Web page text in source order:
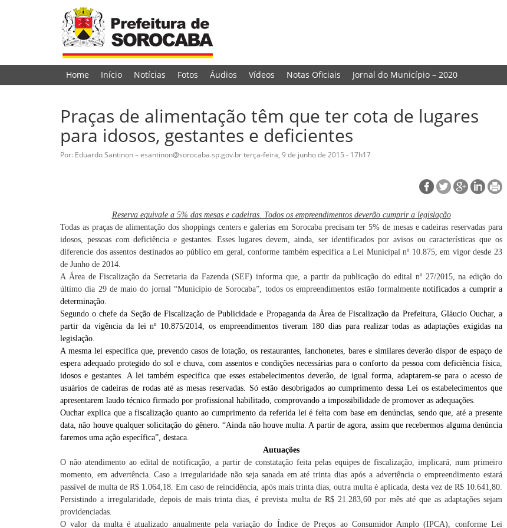
Home Início Notícias Fotos Áudios Vídeos Notas Oficiais Jornal do Município – 2020
Praças de alimentação têm que ter cota de lugares
para idosos, gestantes e deficientes
Por: Eduardo Santinon – esantinon@sorocaba.sp.gov.brterça-feira, 9 de junho de 2015 - 17h17
Reserva equivale a 5% das mesas e cadeiras. Todos os empreendimentos deverão cumprir a legislação
Todas as praças de alimentação dos shoppings centers e galerias em Sorocaba precisam ter 5% de mesas e cadeiras reservadas para
idosos, pessoas com deficiência e gestantes. Esses lugares devem, ainda, ser identificados por avisos ou características que os
diferencie dos assentos destinados ao público em geral, conforme também especifica a Lei Municipal nº 10.875, em vigor desde 23
de Junho de 2014.
A Área de Fiscalização da Secretaria da Fazenda (SEF) informa que, a partir da publicação do edital nº 27/2015, na edição do
último dia 29 de maio do jornal “Município de Sorocaba”, todos os empreendimentos estão formalmentenotificados a cumprir a
determinação.
Segundo o chefe da Seção de Fiscalização de Publicidade e Propaganda da Área de Fiscalização da Prefeitura, Gláucio Ouchar, a
partir da vigência da lei nº 10.875/2014, os empreendimentos tiveram 180 dias para realizar todas as adaptações exigidas na
legislação.
A mesma lei especifica que, prevendo casos de lotação, os restaurantes, lanchonetes, bares e similares deverão dispor de espaço de
espera adequado protegido do sol e chuva, com assentos e condições necessárias para o conforto da pessoa com deficiência física,
idosos e gestantes. A lei também especifica que esses estabelecimentos deverão, de igual forma, adaptarem-se para o acesso de
usuários de cadeiras de rodas até as mesas reservadas. Só estão desobrigados ao cumprimento dessa Lei os estabelecimentos que
apresentarem laudo técnico firmado por profissional habilitado, comprovando a impossibilidade de promover as adequações.
Ouchar explica que a fiscalização quanto ao cumprimento da referida lei é feita com base em denúncias, sendo que, até a presente
data, não houve qualquer solicitação do gênero. “Ainda não houve multa. A partir de agora, assim que recebermos alguma denúncia
faremos uma ação específica”, destaca.
Autuações
O não atendimento ao edital de notificação, a partir de constatação feita pelas equipes de fiscalização, implicará, num primeiro
momento, em advertência. Caso a irregularidade não seja sanada em até trinta dias após a advertência o empreendimento estará
passível de multa de R$ 1.064,18. Em caso de reincidência, após mais trinta dias, outra multa é aplicada, desta vez de R$ 10.641,80.
Persistindo a irregularidade, depois de mais trinta dias, é prevista multa de R$ 21.283,60 por mês até que as adaptações sejam
providenciadas.
O valor da multa é atualizado anualmente pela variação do Índice de Preços ao Consumidor Amplo (IPCA), conforme Lei